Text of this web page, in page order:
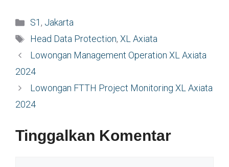
Kategori
S1 , Jakarta
Tag
Head Data Protection, XL Axiata
Lowongan Management Operation XL Axiata
2024
Lowongan FTTH Project Monitoring XL Axiata
2024
Tinggalkan Komentar